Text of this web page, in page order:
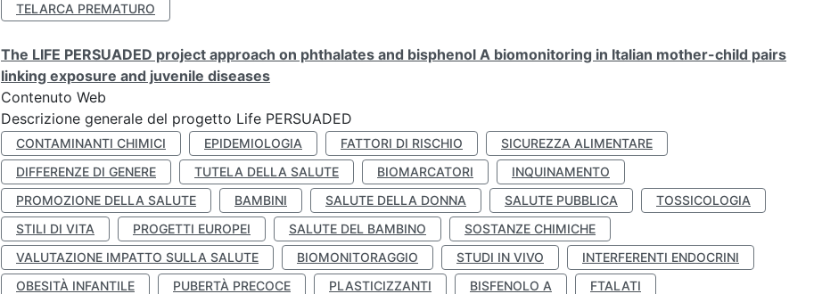
TELARCA PREMATURO
The LIFE PERSUADED project approach on phthalates and bisphenol A biomonitoring in Italian mother-child pairs
linking exposure and juvenile diseases
Contenuto Web
Descrizione generale del progetto Life PERSUADED
CONTAMINANTI CHIMICI EPIDEMIOLOGIA FATTORI DI RISCHIO
SICUREZZA ALIMENTARE
DIFFERENZE DI GENERE
TUTELA DELLA SALUTE BIOMARCATORI
INQUINAMENTO
PROMOZIONE DELLA SALUTE
BAMBINI SALUTE DELLA DONNA SALUTE PUBBLICA
TOSSICOLOGIA
STILI DI VITA
PROGETTI EUROPEI SALUTE DEL BAMBINO
SOSTANZE CHIMICHE
VALUTAZIONE IMPATTO SULLA SALUTE
BIOMONITORAGGIO STUDI IN VIVO
INTERFERENTI ENDOCRINI
OBESITÀ INFANTILE
PUBERTÀ PRECOCE PLASTICIZZANTI BISFENOLO A
FTALATI